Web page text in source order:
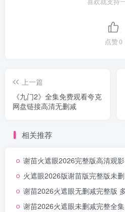
点赞0
上一篇
《九门2》全集免费观看夸克
网盘链接高清无删减
相关推荐
谢苗火遮眼2026完整版高清观
火遮眼2026版谢苗版完整版未
谢苗2026火遮眼无删减完整版
谢苗2026火遮眼未删减完整全